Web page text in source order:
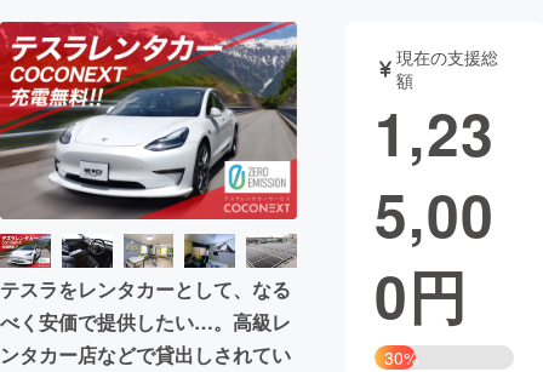
テクノロジー・ガジェット
映像・映画 書籍・雑誌
ビジネス・起業 チャレンジ
まちづくり・地域活性化
CAMPFIRE for Social Good
CAMPFIRE Creation
テスラをレンタカーとして、なる
べく安価で提供したい…。高級レ
ンタカー店などで貸出しされてい
現在の支援総
額
1,23
5,00
0円
30%